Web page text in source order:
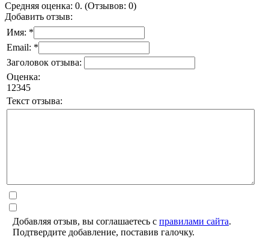
Средняя оценка: 0. (Отзывов: 0)
Добавить отзыв:
Имя: *
Email: *
Заголовок отзыва:
Оценка:
1 2345
Текст отзыва:
Добавляя отзыв, вы соглашаетесь с правилами сайта.
Подтвердите добавление, поставив галочку.